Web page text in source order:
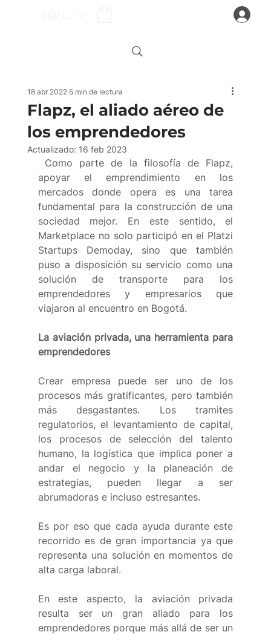
Flapz, el aliado aéreo de
los emprendedores
18 abr 2022 5 min de lectura
Actualizado: 16 feb 2023
apoyar el emprendimiento en los
mercados donde opera es una tarea
fundamental para la construcción de una
sociedad mejor. En este sentido, el
Marketplace no solo participó en el Platzi
Startups Demoday, sino que también
puso a disposición su servicio como una
solución de transporte para los
emprendedores y empresarios que
viajaron al encuentro en Bogotá.
La aviación privada, una herramienta para
emprendedores
Crear empresa puede ser uno de los
procesos más gratificantes, pero también
más desgastantes. Los tramites
regulatorios, el levantamiento de capital,
los procesos de selección del talento
humano, la logística que implica poner a
andar el negocio y la planeación de
estrategias, pueden llegar a ser
abrumadoras e incluso estresantes.
Es por eso que cada ayuda durante este
recorrido es de gran importancia ya que
representa una solución en momentos de
alta carga laboral.
En este aspecto, la aviación privada
resulta ser un gran aliado para los
emprendedores porque más allá de ser un